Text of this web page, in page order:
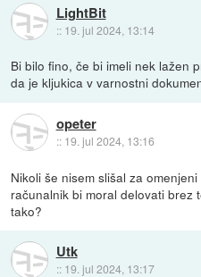
LightBit
:: 19. jul 2024, 13:14
Bi bilo fino, če bi imeli nek lažen
da je kljukica v varnostni
opeter
:: 19. jul 2024, 13:16
Nikoli še nisem slišal za
računalnik bi moral delovati brez
tako?
Utk
:: 19. jul 2024, 13:17